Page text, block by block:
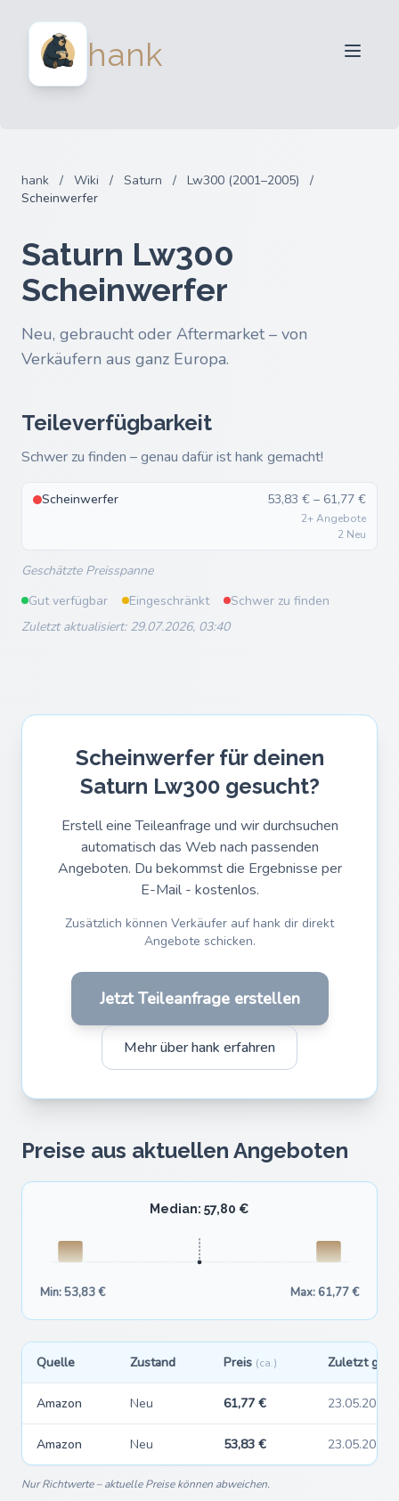
hank
Anmelden
hank / Wiki / Saturn / Lw300 (2001–2005)
/
Scheinwerfer
Saturn Lw300
Scheinwerfer
Neu, gebraucht oder Aftermarket – von
Verkäufern aus ganz Europa.
Teileverfügbarkeit
Schwer zu finden – genau dafür ist hank gemacht!
Scheinwerfer 53,83 € – 61,77 €
2+ Angebote
2 Neu
Geschätzte Preisspanne
Gut verfügbar
Eingeschränkt
Schwer zu finden
Zuletzt aktualisiert: 29.07.2026, 03:40
Scheinwerfer für deinen
Saturn Lw300 gesucht?
Erstell eine Teileanfrage und wir durchsuchen
automatisch das Web nach passenden
Angeboten. Du bekommst die Ergebnisse per
E-Mail - kostenlos.
Zusätzlich können Verkäufer auf hank dir direkt
Angebote schicken.
Jetzt Teileanfrage erstellen
Mehr über hank erfahren
Preise aus aktuellen Angeboten
Median: 57,80 €
Min: 53,83 € Max: 61,77 €
Quelle Zustand Preis (ca.) Zuletzt
Amazon Neu 61,77 € 23.05.2026
Amazon Neu 53,83 € 23.05.2026
Nur Richtwerte – aktuelle Preise können abweichen.